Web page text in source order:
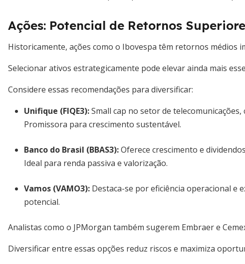
Ações: Potencial de Retornos
Historicamente, ações como o Ibovespa têm retornos médios
Selecionar ativos estrategicamente pode elevar ainda mais
Considere essas recomendações para diversificar:
Unifique (FIQE3):Small cap no setor de
Promissora para crescimento sustentável.
Banco do Brasil (BBAS3):Oferece crescimento e
Ideal para renda passiva e valorização.
Vamos (VAMO3): Destaca-se por eficiência operacional e
potencial.
Analistas como o JPMorgan também sugerem Embraer e
Diversificar entre essas opções reduz riscos e maximiza